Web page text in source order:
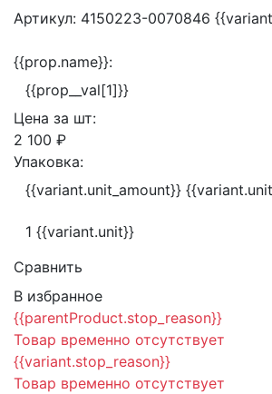
Артикул: 4150223-0070846
{{prop.name}}:
{{prop__val[1]}}
Цена за шт:
2 100 ₽
Упаковка:
{{variant.unit_amount}}
1 {{variant.unit}}
Сравнить
В избранное
{{parentProduct.stop_reason}}
Товар временно отсутствует
{{variant.stop_reason}}
Товар временно отсутствует